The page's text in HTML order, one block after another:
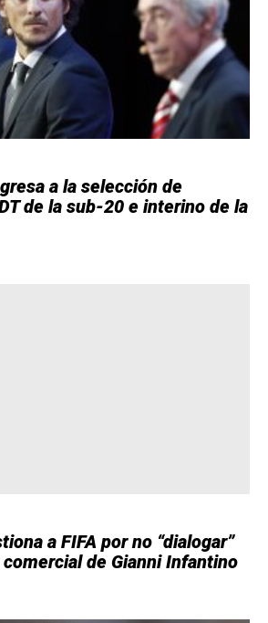
a la selección de
de la sub-20 e interino de la
a FIFA por no “dialogar”
de Gianni Infantino